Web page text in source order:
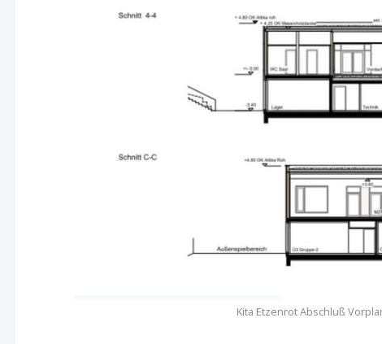
Kita Etzenrot Abschluß